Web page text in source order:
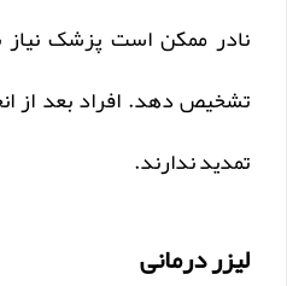
نادر ممکن است پزشک
تمدید ندارند.
لیزر درمانی